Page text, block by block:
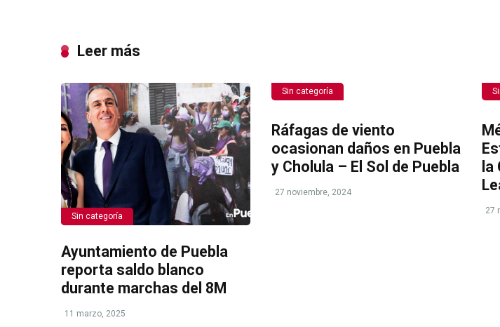
Leer más
Sin categoría
Ayuntamiento de Puebla
reporta saldo blanco
durante marchas del 8M
11 marzo, 2025
Sin categoría
Ráfagas de viento
ocasionan daños en Puebla
y Cholula – El Sol de Puebla
27 noviembre, 2024
27